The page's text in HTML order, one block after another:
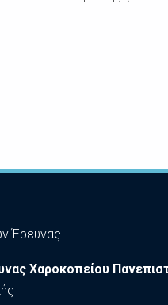
Έρευνας
Χαροκοπείου